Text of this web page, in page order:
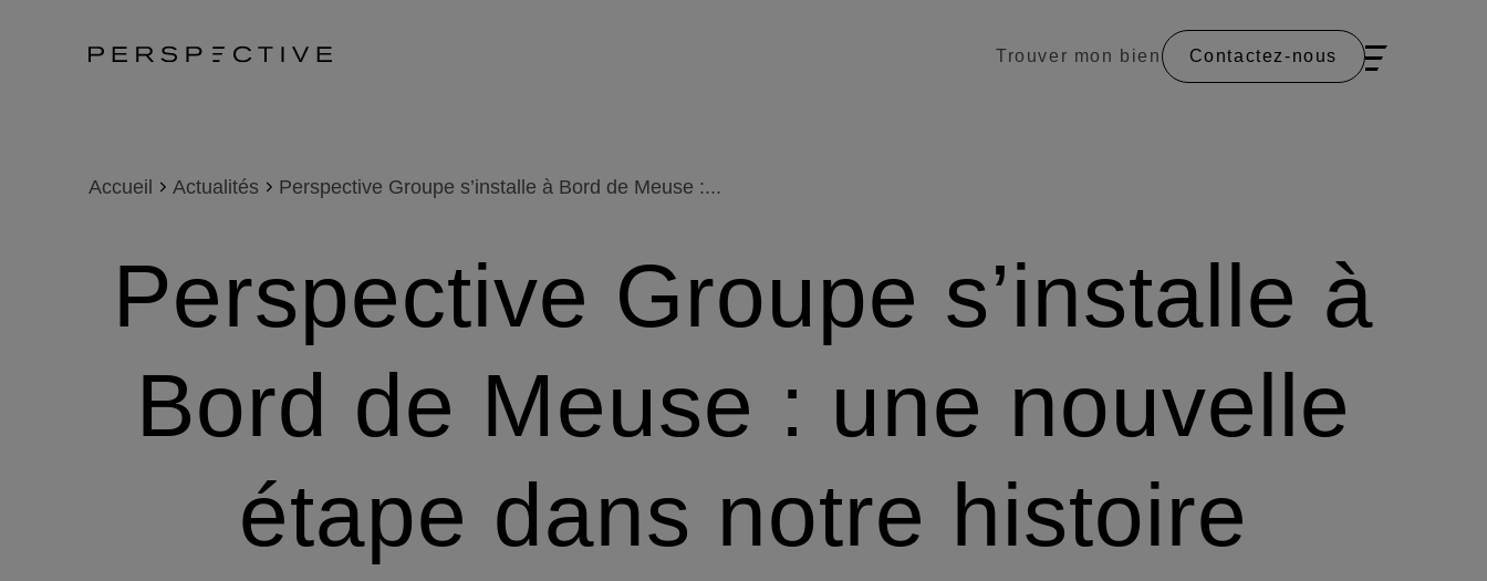
Trouver mon bien Contactez-nous
Accueil Actualités Perspective Groupe s’installe à Bord de Meuse :...
Perspective Groupe s’installe à
Bord de Meuse : une nouvelle
étape dans notre histoire